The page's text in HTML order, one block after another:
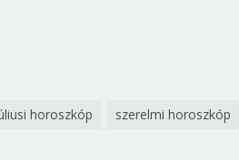
horoszkóp szerelmi horoszkóp